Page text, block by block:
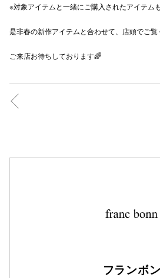
※対象アイテムと一緒にご購入されたアイテム
是非春の新作アイテムと合わせて、店頭でご
ご来店お待ちしております🌈
フランボン